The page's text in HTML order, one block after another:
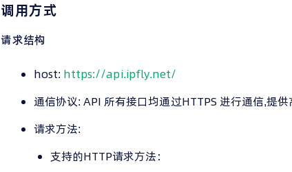
调用方式
请求结构
host: https://api.ipfly.net/
通信协议: API 所有接口均通过HTTPS 进行通信,提供
请求方法:
支持的HTTP请求方法：